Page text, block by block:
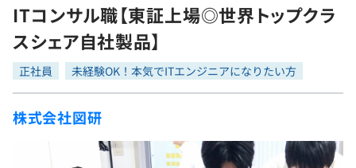
転職エージェント
転職成功ガイド
本選考
インターン
新卒エージェント
イベント・セミナー
問題集
4択課題
プログラミング言語
ゲーム・マンガ
Tech Team Journal
ITコンサル職【東証上場◎世界トップクラ
スシェア自社製品】
正社員 未経験OK！本気でITエンジニアになりたい方
株式会社図研